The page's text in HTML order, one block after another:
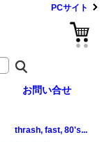
PCサイト
お問い合せ
thrash, fast, 80's...